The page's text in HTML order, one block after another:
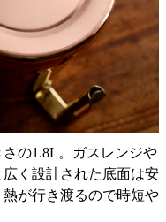
の1.8L。ガスレンジや
く設計された底面は安
が行き渡るので時短や